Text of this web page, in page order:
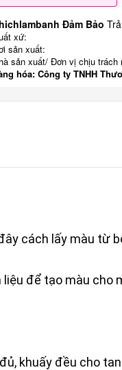
Đảm Bảo
xứ:
sản xuất:
sản xuất/ Đơn vị chịu trách
hóa: Công ty TNHH
cách lấy màu từ
để tạo màu cho
khuấy đều cho